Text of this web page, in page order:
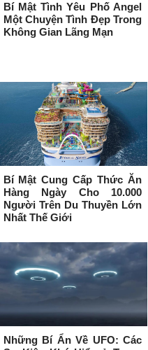
Bí Mật Tình Yêu Phố Angel
Một Chuyện Tình Đẹp Trong
Không Gian Lãng Mạn
Bí Mật Cung Cấp Thức Ăn
Hàng Ngày Cho 10.000
Người Trên Du Thuyền Lớn
Nhất Thế Giới
Những Bí Ẩn Về UFO: Các